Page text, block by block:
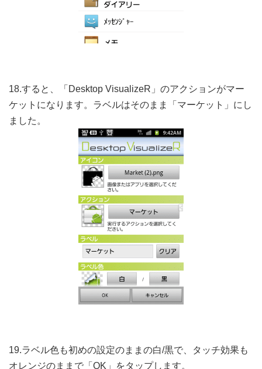
18.すると、「Desktop VisualizeR」のアクションがマー
ケットになります。ラベルはそのまま「マーケット」にし
ました。
19.ラベル色も初めの設定のままの白/黒で、タッチ効果も
オレンジのままで「OK」をタップします。